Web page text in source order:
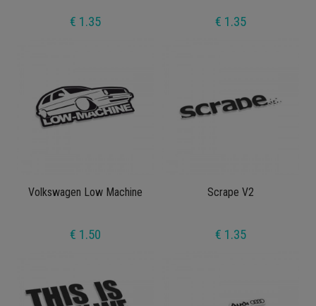
€ 1.35 € 1.35
Volkswagen Low Machine
€ 1.50
Scrape V2
€ 1.35